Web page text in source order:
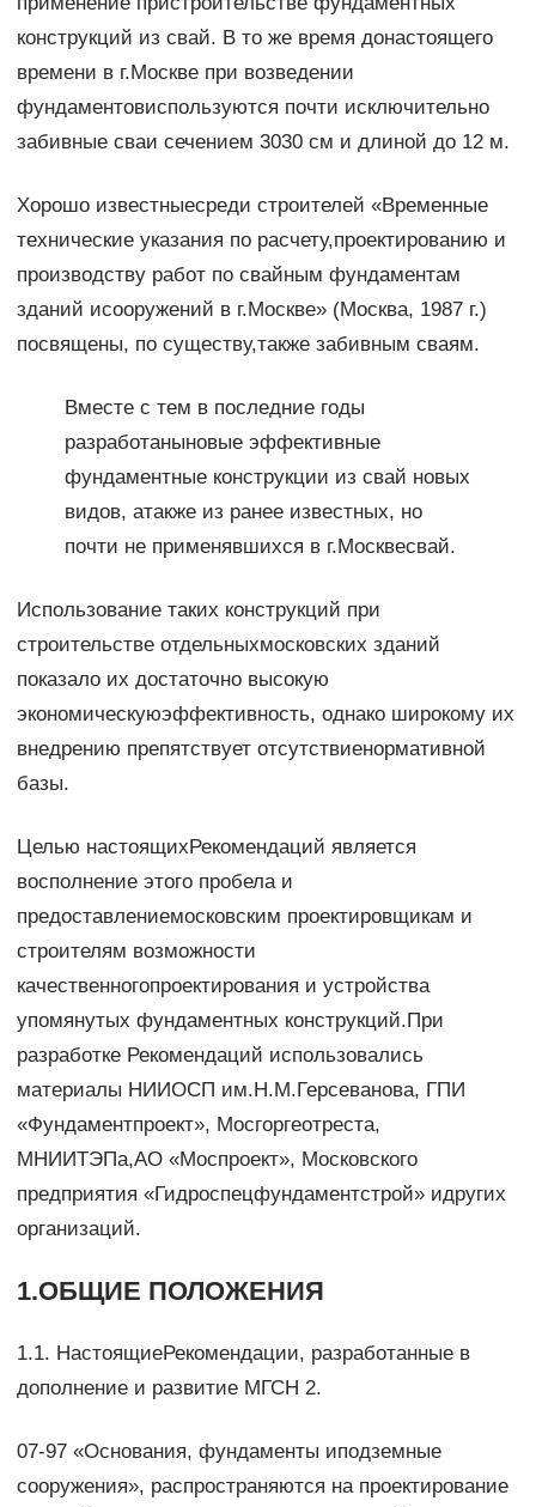
конструкций из свай. В то же время донастоящего
времени в г.Москве при возведении
фундаментовиспользуются почти исключительно
забивные сваи сечением 3030 см и длиной до 12 м.
Хорошо известныесреди строителей «Временные
технические указания по расчету,проектированию и
производству работ по свайным фундаментам
зданий исооружений в г.Москве» (Москва, 1987 г.)
посвящены, по существу,также забивным сваям.
Вместе с тем в последние годы
разработаныновые эффективные
фундаментные конструкции из свай новых
видов, атакже из ранее известных, но
почти не применявшихся в г.Москвесвай.
Использование таких конструкций при
строительстве отдельныхмосковских зданий
показало их достаточно высокую
экономическуюэффективность, однако широкому их
внедрению препятствует отсутствиенормативной
базы.
Целью настоящихРекомендаций является
восполнение этого пробела и
предоставлениемосковским проектировщикам и
строителям возможности
качественногопроектирования и устройства
упомянутых фундаментных конструкций.При
разработке Рекомендаций использовались
материалы НИИОСП им.Н.М.Герсеванова, ГПИ
«Фундаментпроект», Мосгоргеотреста,
МНИИТЭПа,АО «Моспроект», Московского
предприятия «Гидроспецфундаментстрой» идругих
организаций.
1.ОБЩИЕ ПОЛОЖЕНИЯ
1.1. НастоящиеРекомендации, разработанные в
дополнение и развитие МГСН 2.
07-97 «Основания, фундаменты иподземные
сооружения», распространяются на проектирование